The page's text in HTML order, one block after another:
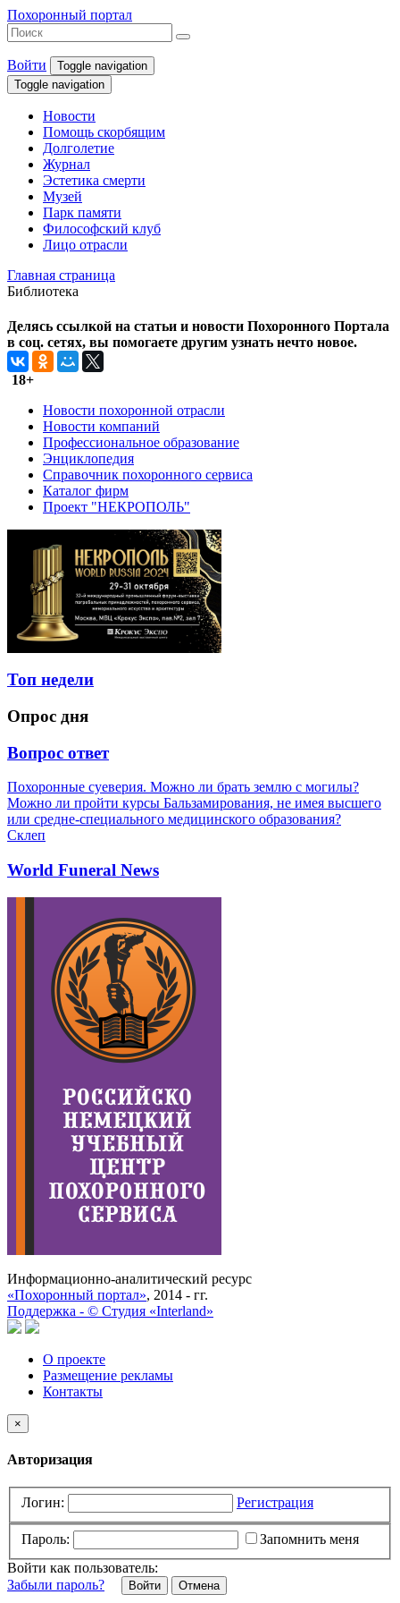
Похоронный портал
Войти
Toggle navigation
Toggle navigation
Новости
Помощь скорбящим
Долголетие
Журнал
Эстетика смерти
Музей
Парк памяти
Философский клуб
Лицо отрасли
Главная страница
Библиотека
Делясь ссылкой на статьи и новости Похоронного Портала
в соц. сетях, вы помогаете другим узнать нечто новое.
18+
Новости похоронной отрасли
Новости компаний
Профессиональное образование
Энциклопедия
Справочник похоронного сервиса
Каталог фирм
Проект "НЕКРОПОЛЬ"
Топ недели
Опрос дня
Вопрос ответ
Похоронные суеверия. Можно ли брать землю с могилы?
Можно ли пройти курсы Бальзамирования, не имея высшего
или средне-специального медицинского образования?
Склеп
World Funeral News
Информационно-аналитический ресурс
«Похоронный портал», 2014 - гг.
Поддержка - © Cтудия «Interland»
О проекте
Размещение рекламы
Контакты
×
Авторизация
Логин: Регистрация
Пароль:
Запомнить меня
Войти как пользователь:
Забыли пароль?
Отмена